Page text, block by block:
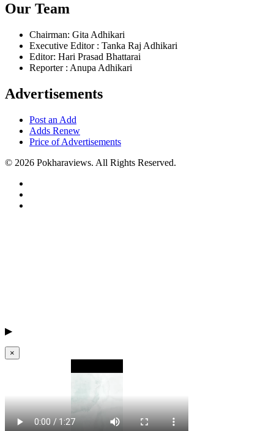
Our Team
Chairman: Gita Adhikari
Executive Editor : Tanka Raj Adhikari
Editor: Hari Prasad Bhattarai
Reporter : Anupa Adhikari
Advertisements
Post an Add
Adds Renew
Price of Advertisements
© 2026 Pokharaviews. All Rights Reserved.
▶
×